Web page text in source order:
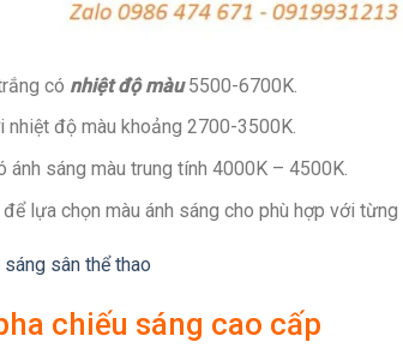
có nhiệt độ màu5500-6700K.
nhiệt độ màu khoảng 2700-3500K.
ánh sáng màu trung tính 4000K – 4500K.
lựa chọn màu ánh sáng cho phù hợp với từng
sân thể thao
chiếu sáng cao cấp